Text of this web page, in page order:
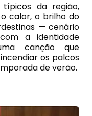
da região,
calor, o brilho do
— cenário
a identidade
canção que
os palcos
de verão.